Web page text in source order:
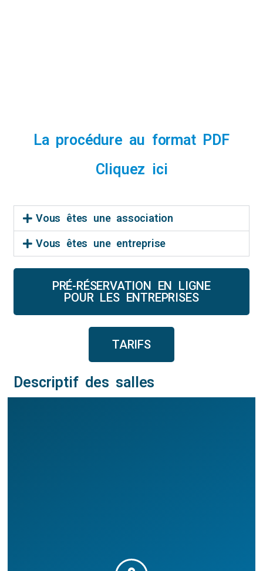
La procédure au format PDF
Cliquez ici
Vous êtes une association
Vous êtes une entreprise
PRÉ-RÉSERVATION EN LIGNE
POUR LES ENTREPRISES
TARIFS
Descriptif des salles